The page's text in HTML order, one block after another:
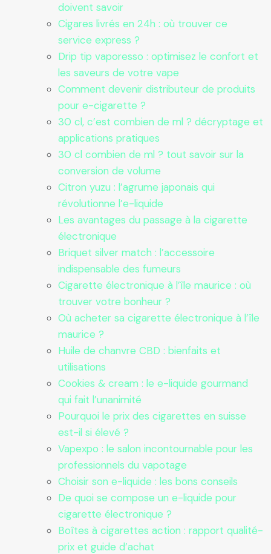
doivent savoir
Cigares livrés en 24h : où trouver ce
service express ?
Drip tip vaporesso : optimisez le confort et
les saveurs de votre vape
Comment devenir distributeur de produits
pour e-cigarette ?
30 cl, c’est combien de ml ? décryptage et
applications pratiques
30 cl combien de ml ? tout savoir sur la
conversion de volume
Citron yuzu : l’agrume japonais qui
révolutionne l’e-liquide
Les avantages du passage à la cigarette
électronique
Briquet silver match : l’accessoire
indispensable des fumeurs
Cigarette électronique à l’île maurice : où
trouver votre bonheur ?
Où acheter sa cigarette électronique à l’île
maurice ?
Huile de chanvre CBD : bienfaits et
utilisations
Cookies & cream : le e-liquide gourmand
qui fait l’unanimité
Pourquoi le prix des cigarettes en suisse
est-il si élevé ?
Vapexpo : le salon incontournable pour les
professionnels du vapotage
Choisir son e-liquide : les bons conseils
De quoi se compose un e-liquide pour
cigarette électronique ?
Boîtes à cigarettes action : rapport qualité-
prix et guide d’achat